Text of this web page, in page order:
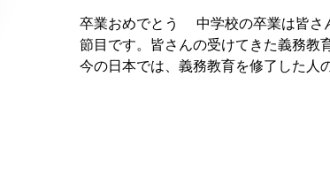
卒業おめでとう 中学校の卒業は皆さんにとって、人生の大きな
節目です。皆さんの受けてきた義務教
今の日本では、義務教育を修了した人